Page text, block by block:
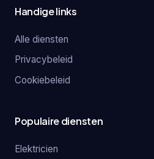
Handige links
Alle diensten
Privacybeleid
Cookiebeleid
Populaire diensten
Elektricien